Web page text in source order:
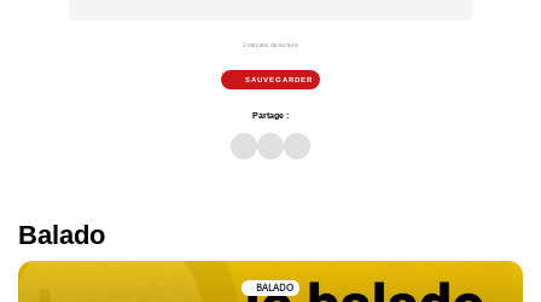
2 minutes de lecture
SAUVEGARDER
Partage :
Balado
BALADO